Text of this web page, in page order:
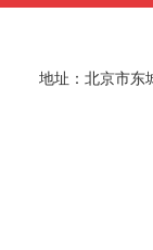
地址：北京市东